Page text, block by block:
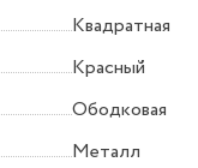
Квадратная
Красный
Ободковая
Металл